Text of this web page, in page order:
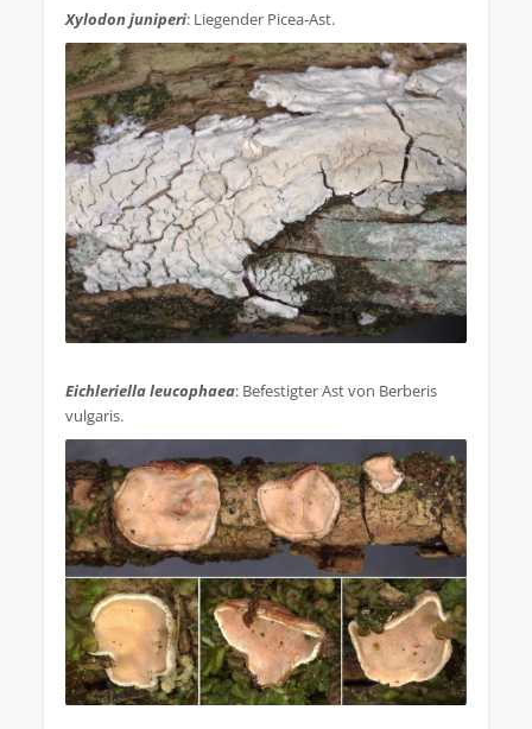
Xylodon juniperi: Liegender Picea-Ast.
Eichleriella leucophaea: Befestigter Ast von Berberis
vulgaris.